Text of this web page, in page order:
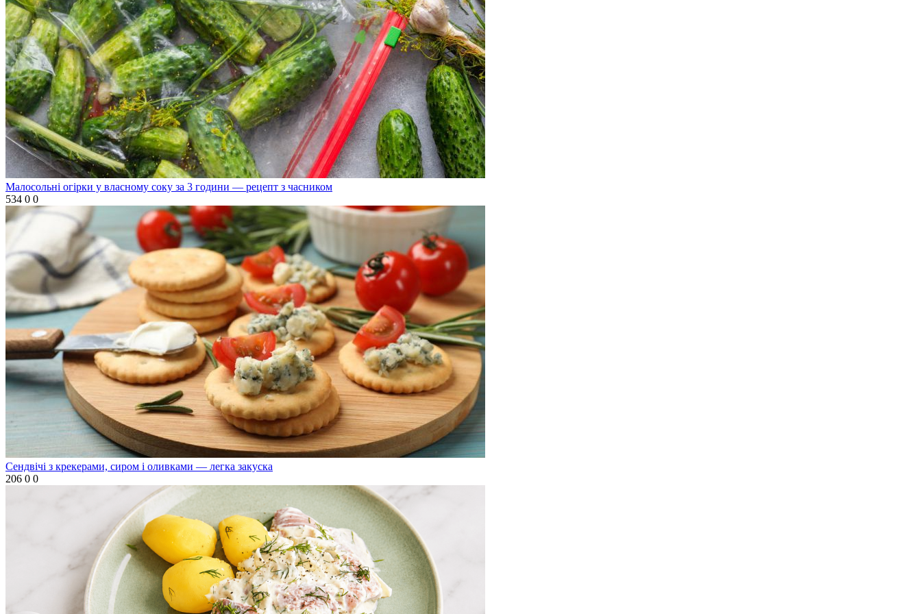
Малосольні огірки у власному соку за 3 години — рецепт з часником
534 0 0
Сендвічі з крекерами, сиром і оливками — легка закуска
206 0 0